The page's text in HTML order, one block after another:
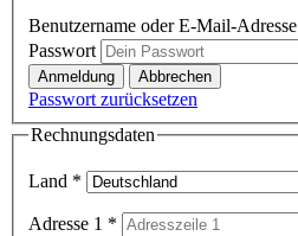
Benutzername oder E-Mail-Adresse
Passwort
Passwort zurücksetzen
Rechnungsdaten
Land *
Adresse 1 *